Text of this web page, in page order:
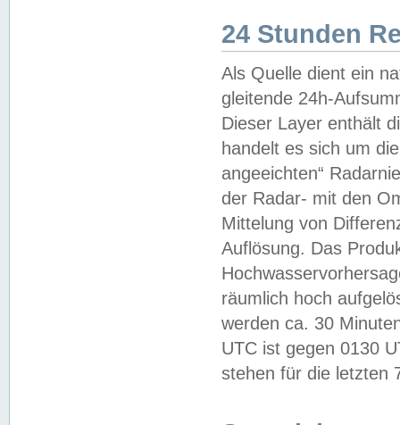
24 Stunden
Als Quelle dient ein
gleitende 24h-
Dieser Layer enthält
handelt es sich um
angeeichten“
der Radar- mit den
Mittelung von
Auflösung. Das
räumlich hoch
werden ca. 30
UTC ist gegen 0130
stehen für die letzten